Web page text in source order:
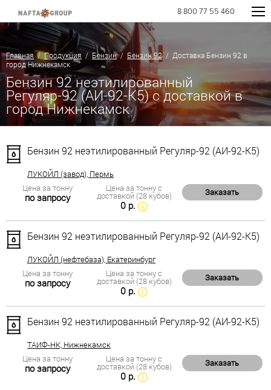
8 800 77 55 460
Главная/Продукция/Бензин/ Бензин 92/ Доставка Бензин 92 в
город Нижнекамск
Бензин 92 неэтилированный
Регуляр-92 (АИ-92-К5) с доставкой в
город Нижнекамск
Бензин 92 неэтилированный Регуляр-92 (АИ-92-К5)
ЛУКОЙЛ (завод), Пермь
Цена за тонну
по запросу
Цена за тонну с
доставкой (28 кубов)
0 р.
Заказать
Бензин 92 неэтилированный Регуляр-92 (АИ-92-К5)
ЛУКОЙЛ (нефтебаза), Екатеринбург
Цена за тонну
по запросу
Цена за тонну с
доставкой (28 кубов)
0 р.
Заказать
Бензин 92 неэтилированный Регуляр-92 (АИ-92-К5)
ТАИФ-НК, Нижнекамск
Цена за тонну
по запросу
Цена за тонну с
доставкой (28 кубов)
0 р.
Заказать